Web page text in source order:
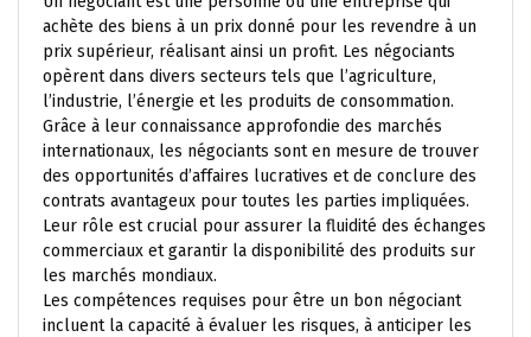
achète des biens à un prix donné pour les revendre à un
prix supérieur, réalisant ainsi un profit. Les négociants
opèrent dans divers secteurs tels que l’agriculture,
l’industrie, l’énergie et les produits de consommation.
Grâce à leur connaissance approfondie des marchés
internationaux, les négociants sont en mesure de trouver
des opportunités d’affaires lucratives et de conclure des
contrats avantageux pour toutes les parties impliquées.
Leur rôle est crucial pour assurer la fluidité des échanges
commerciaux et garantir la disponibilité des produits sur
les marchés mondiaux.
Les compétences requises pour être un bon négociant
incluent la capacité à évaluer les risques, à anticiper les